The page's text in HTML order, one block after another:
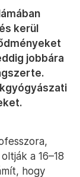
kerül
jobbára
a 16–18
hogy